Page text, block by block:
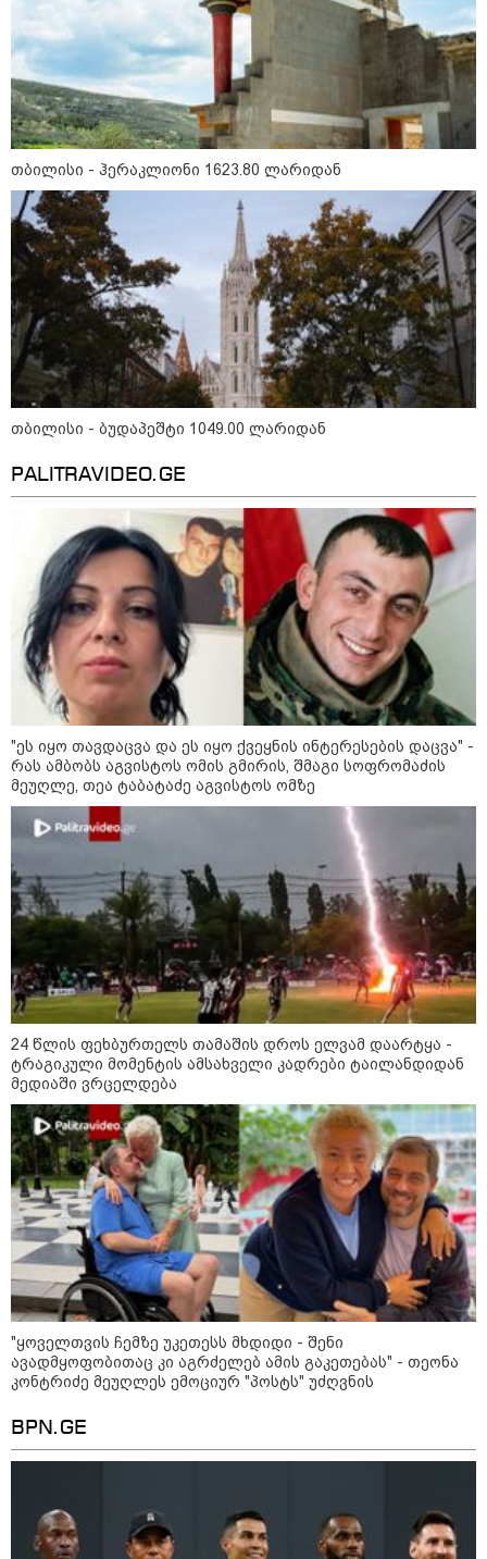
მილიარდიანი იმპერიები მოედნის
მიღმა - ვინ არიან ყველა დროის
ყველაზე მაღალანაზღაურებადი
სპორტსმენები
ანაკლიის პორტის საზღვაო
ინფრასტრუქტურის ძირითადი
პარამეტრები დაკორექტირდა - რა
წერია გზშ-ის ანგარიშში
უნცია ოქრო დღიურად 101
დოლარით გაძვირდა - რა ღირს
გრამი საქართველოში?
კონფლიქტები
12:46 / 07-08-2026
ოკუპირებულ აფხაზეთში საწვავის
დეფიციტია, კილომეტრიანი რიგები და
შეზღუდვა საწვავის ჩასხმაზე - რა
ინფორმაციას აქვეყნებს "დემოკრატიის
კვლევის ინსტიტუტი“
14:23 / 05-08-2026
ევროპელმა და რუსმა ყოფილმა
მაღალჩინოსნებმა უკრაინაში
ომთან დაკავშირებით
მოლაპარაკებები გამართეს - რა
არის ცნობილი შეხვედრაზე
09:55 / 05-08-2026
მორიგი თავდასხმა Wildberries-
ის საწყობზე - დრონებით
თავდასხმის შემდეგ, ტულას
ოლქში მდებარე საწყობში
ხანძარია
14 გარდაცვლილი, 22
დაშავებული, მასშტაბური
რაკეტებით მიიტანა
თბილისი - ჰერაკლიონი 1623.80 ლარიდან
თბილისი - ბუდაპეშტი 1049.00 ლარიდან
PALITRAVIDEO.GE
"ეს იყო თავდაცვა და ეს იყო ქვეყნის ინტერესების დაცვა" -
რას ამბობს აგვისტოს ომის გმირის, შმაგი სოფრომაძის
მეუღლე, თეა ტაბატაძე აგვისტოს ომზე
24 წლის ფეხბურთელს თამაშის დროს ელვამ დაარტყა -
ტრაგიკული მომენტის ამსახველი კადრები ტაილანდიდან
მედიაში ვრცელდება
"ყოველთვის ჩემზე უკეთესს მხდიდი - შენი
ავადმყოფობითაც კი აგრძელებ ამის გაკეთებას" - თეონა
კონტრიძე მეუღლეს ემოციურ "პოსტს" უძღვნის
BPN.GE